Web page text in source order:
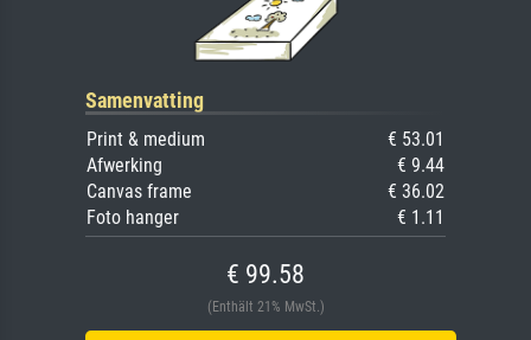
Samenvatting
Print & medium
€ 53.01
Afwerking
€ 9.44
Canvas frame
€ 36.02
Foto hanger
€ 1.11
€ 99.58
(Enthält 21% MwSt.)